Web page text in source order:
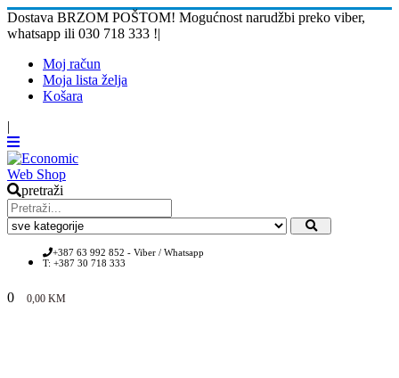
Dostava BRZOM POŠTOM! Mogućnost narudžbi preko viber,
whatsapp ili 030 718 333 !|
Moj račun
Moja lista želja
Košara
|
pretraži
+387 63 992 852 - Viber / Whatsapp
T: +387 30 718 333
0 0,00 KM